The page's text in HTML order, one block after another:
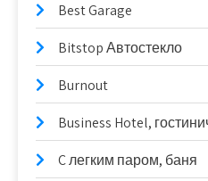
Best Garage
Bitstop Автостекло
Burnout
Business Hotel,
C легким паром, баня